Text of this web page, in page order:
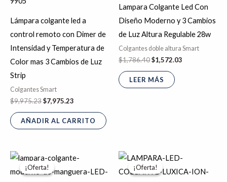
Lámpara colgante led a
control remoto con Dimer de
Intensidad y Temperatura de
Color mas 3 Cambios de Luz
Strip
Colgantes Smart
$9,975.23$7,975.23
AÑADIR AL CARRITO
Lampara Colgante Led Con
Diseño Moderno y 3 Cambios
de Luz Altura Regulable 28w
Colgantes doble altura Smart
$1,786.40
$1,786.40.
$1,572.03
$1,572.03.
LEER MÁS
¡Oferta!
¡Oferta!
El
precio
original
El
precio
actual
¡Oferta!
¡Oferta!
El
precio
original
actual